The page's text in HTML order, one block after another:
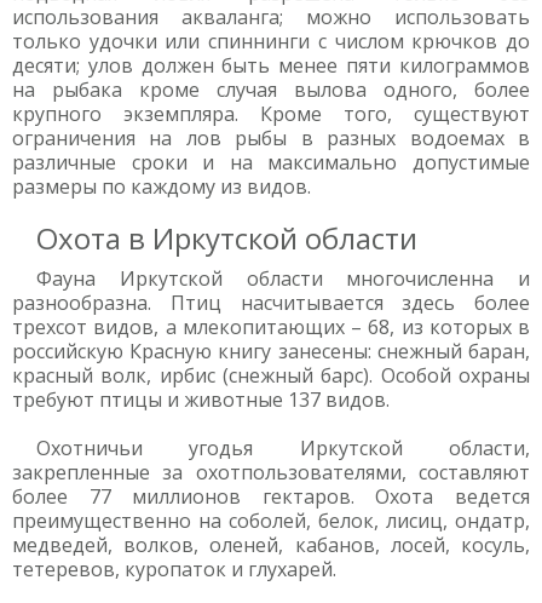
использования акваланга; можно использовать
только удочки или спиннинги с числом крючков до
десяти; улов должен быть менее пяти килограммов
на рыбака кроме случая вылова одного, более
крупного экземпляра. Кроме того, существуют
ограничения на лов рыбы в разных водоемах в
различные сроки и на максимально допустимые
размеры по каждому из видов.
Охота в Иркутской области
Фауна Иркутской области многочисленна и
разнообразна. Птиц насчитывается здесь более
трехсот видов, а млекопитающих – 68, из которых в
российскую Красную книгу занесены: снежный баран,
красный волк, ирбис (снежный барс). Особой охраны
требуют птицы и животные 137 видов.
Охотничьи угодья Иркутской области,
закрепленные за охотпользователями, составляют
более 77 миллионов гектаров. Охота ведется
преимущественно на соболей, белок, лисиц, ондатр,
медведей, волков, оленей, кабанов, лосей, косуль,
тетеревов, куропаток и глухарей.